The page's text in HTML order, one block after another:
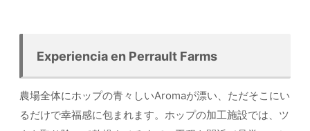
Experiencia en Perrault Farms
農場全体にホップの青々しいAromaが漂い、ただそこにい
るだけで幸福感に包まれます。ホップの加工施設では、ツ